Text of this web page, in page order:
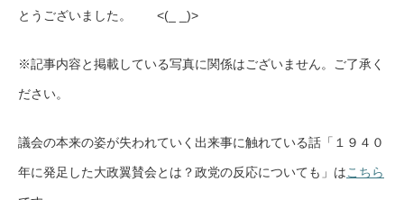
とうございました。 <(_ _)>
※記事内容と掲載している写真に関係はございません。ご了承く
ださい。
議会の本来の姿が失われていく出来事に触れている話「１９４０
年に発足した大政翼賛会とは？政党の反応についても」はこちら